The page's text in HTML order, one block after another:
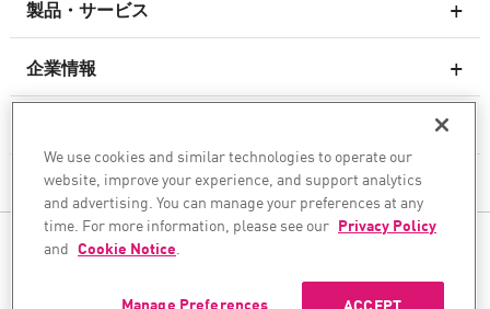
製品・サービス
次世代ファイアウォール
クラウド向けのネットワーク セキュリティ
WAF
企業情報
企業情報
ソーシャル・メディア
AIトランスフォーメーションを安全に実現
We use cookies and similar technologies to operate our
website, improve your experience, and support analytics
and advertising. You can manage your preferences at any
time. For more information, please see our Privacy Policy
and Cookie Notice.
ACCEPT
Manage Preferences